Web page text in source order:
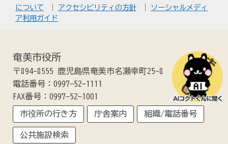
について
アクセシビリティの方針
ソーシャルメディ
ア利用ガイド
奄美市役所
〒894-8555 鹿児島県奄美市名瀬幸町25-8
電話番号：0997-52-1111
FAX番号：0997-52-1001
市役所の行き方 庁舎案内 組織/電話番号
公共施設検索